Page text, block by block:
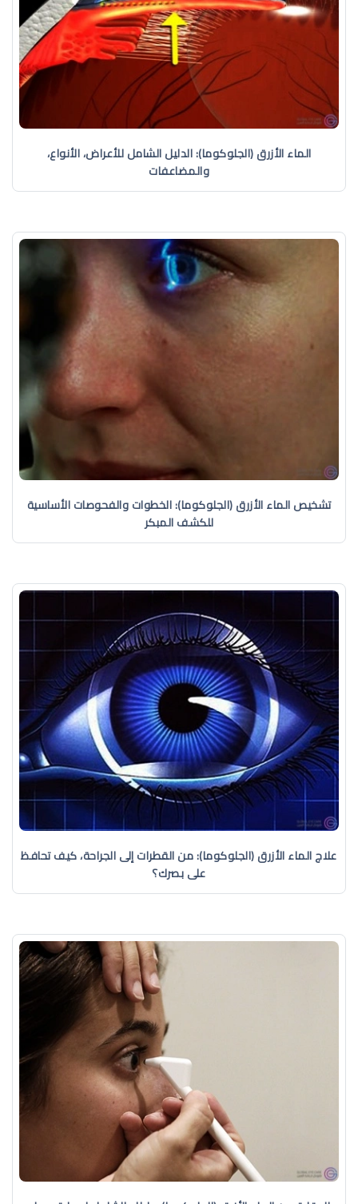
الماء الأزرق (الجلوكوما): الدليل الشامل للأعراض، الأنواع،
والمضاعفات
تشخيص الماء الأزرق (الجلوكوما): الخطوات والفحوصات الأساسية
للكشف المبكر
علاج الماء الأزرق (الجلوكوما): من القطرات إلى الجراحة، كيف تحافظ
على بصرك؟